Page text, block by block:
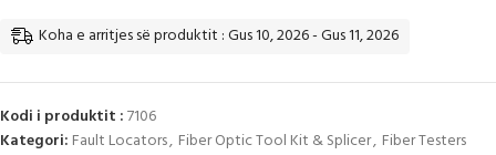
Koha e arritjes së produktit : Gus 10, 2026 - Gus 11, 2026
Kodi i produktit :7106
Kategori: Fault Locators, Fiber Optic Tool Kit & Splicer, Fiber Testers